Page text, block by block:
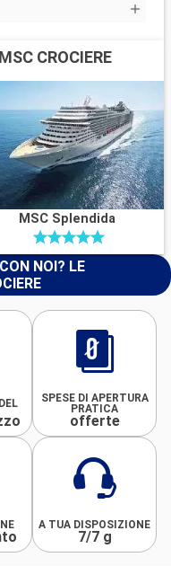
CROCIERE
MSC Splendida
NOI? LE
SPESE DI APERTURA
PRATICA
offerte
A TUA DISPOSIZIONE
7/7 g